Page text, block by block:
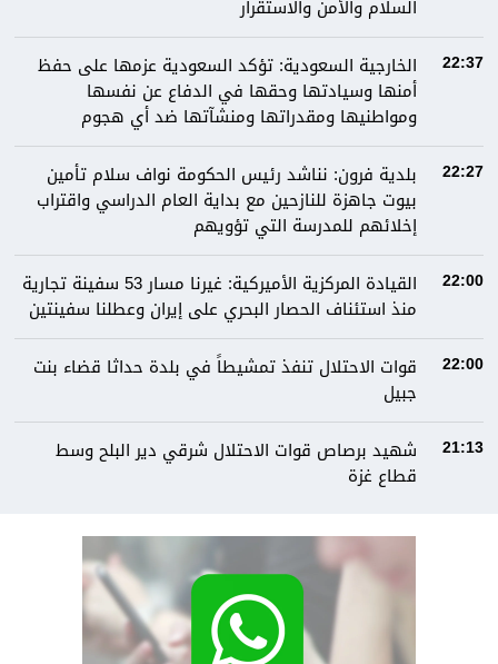
السلام والأمن والاستقرار
22:37
الخارجية السعودية: تؤكد السعودية عزمها على حفظ
أمنها وسيادتها وحقها في الدفاع عن نفسها
ومواطنيها ومقدراتها ومنشآتها ضد أي هجوم
22:27
بلدية فرون: نناشد رئيس الحكومة نواف سلام تأمين
بيوت جاهزة للنازحين مع بداية العام الدراسي واقتراب
إخلائهم للمدرسة التي تؤويهم
22:00
القيادة المركزية الأميركية: غيرنا مسار 53 سفينة تجارية
منذ استئناف الحصار البحري على إيران وعطلنا سفينتين
22:00
قوات الاحتلال تنفذ تمشيطاً في بلدة حداثا قضاء بنت
جبيل
21:13
شهيد برصاص قوات الاحتلال شرقي دير البلح وسط
قطاع غزة